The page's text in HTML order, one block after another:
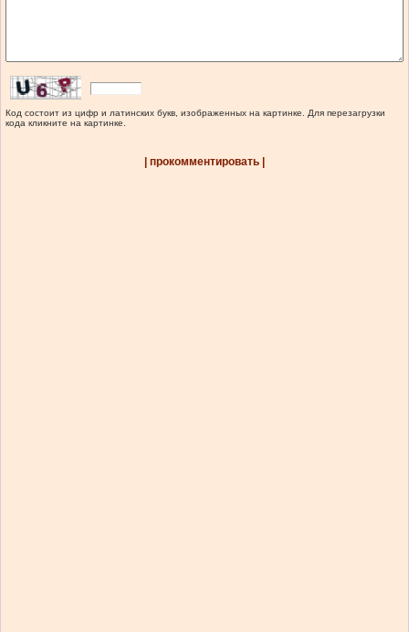
Код состоит из цифр и латинских букв, изображенных на картинке. Для перезагрузки
кода кликните на картинке.
| прокомментировать |